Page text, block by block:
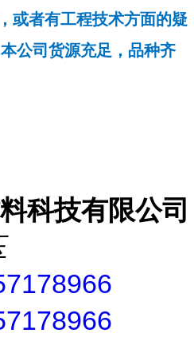
或者有工程技术方面的疑
公司货源充足，品种齐
科技有限公司